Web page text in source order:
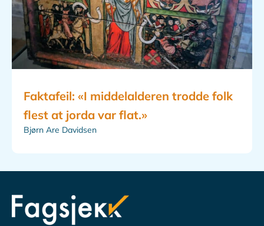
Faktafeil: «I middelalderen trodde folk
flest at jorda var flat.»
Bjørn Are Davidsen